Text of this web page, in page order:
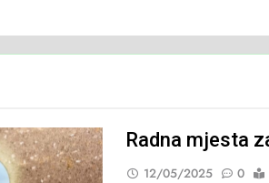
Radna mjesta
12/05/2025 0